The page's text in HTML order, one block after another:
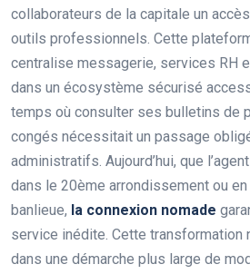
collaborateurs de la capitale un
outils professionnels. Cette
centralise messagerie, services RH
dans un écosystème sécurisé
temps où consulter ses bulletins de
congés nécessitait un passage
administratifs. Aujourd’hui, que
dans le 20ème arrondissement ou
banlieue, la connexion nomade
service inédite. Cette transformation
dans une démarche plus large de